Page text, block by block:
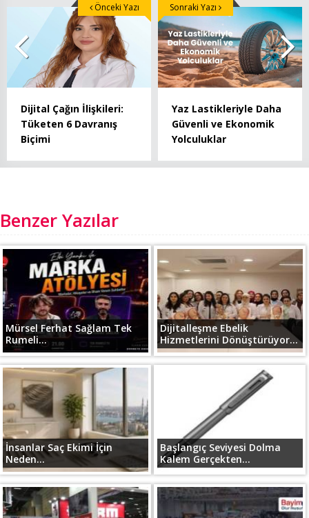
Dijital Çağın İlişkileri:
Tüketen 6 Davranış
Biçimi
Önceki Yazı
Yaz Lastikleriyle Daha
Güvenli ve Ekonomik
Yolculuklar
Sonraki Yazı
Benzer Yazılar
Mürsel Ferhat Sağlam Tek
Rumeli...
Dijitalleşme Ebelik
Hizmetlerini Dönüştürüyor...
İnsanlar Saç Ekimi İçin
Neden...
Başlangıç Seviyesi Dolma
Kalem Gerçekten...